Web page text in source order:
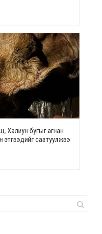
Халиун бугыг агнан
этгээдийг саатуулжээ